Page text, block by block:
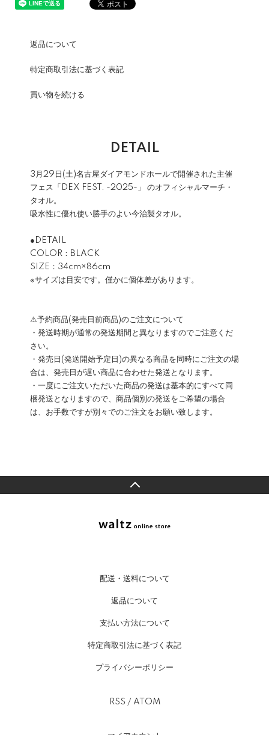
返品について
特定商取引法に基づく表記
買い物を続ける
DETAIL
3月29日(土)名古屋ダイアモンドホールで開催された主催
フェス「DEX FEST. -2025-」 のオフィシャルマーチ・
タオル。
吸水性に優れ使い勝手のよい今治製タオル。
●DETAIL
COLOR：BLACK
SIZE：34cm×86cm
※サイズは目安です。僅かに個体差があります。
⚠予約商品(発売日前商品)のご注文について
・発送時期が通常の発送期間と異なりますのでご注意くだ
さい。
・発売日(発送開始予定日)の異なる商品を同時にご注文の場
合は、発売日が遅い商品に合わせた発送となります。
・一度にご注文いただいた商品の発送は基本的にすべて同
梱発送となりますので、商品個別の発送をご希望の場合
は、お手数ですが別々でのご注文をお願い致します。
配送・送料について
返品について
支払い方法について
特定商取引法に基づく表記
プライバシーポリシー
RSS / ATOM